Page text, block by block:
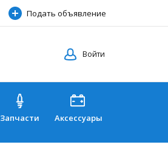
Подать объявление
Войти
Запчасти Аксессуары